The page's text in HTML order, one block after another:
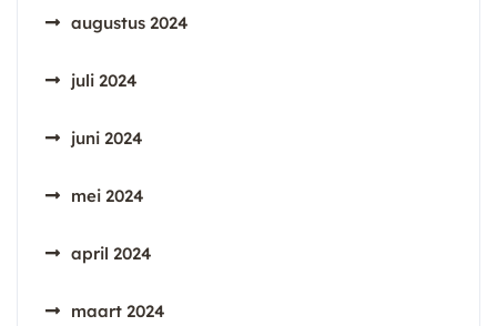
augustus 2024
juli 2024
juni 2024
mei 2024
april 2024
maart 2024